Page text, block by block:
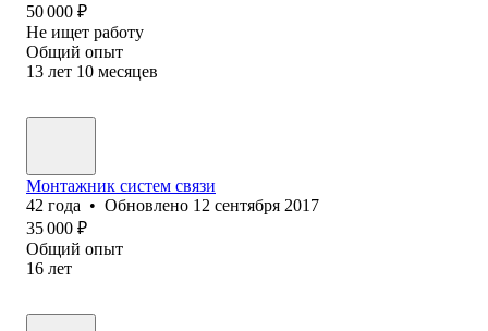
50 000 ₽
Не ищет работу
Общий опыт
13 лет 10 месяцев
Монтажник систем связи
42 года • Обновлено 12 сентября 2017
35 000 ₽
Общий опыт
16 лет